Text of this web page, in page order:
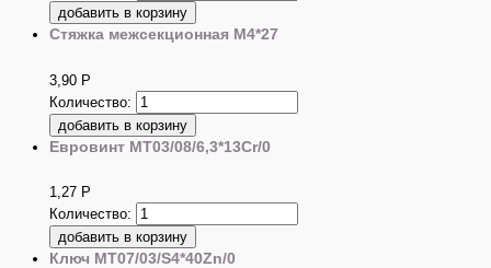
Стяжка межсекционная М4*27
3,90 Р
Количество:
Евровинт MT03/08/6,3*13Cr/0
1,27 Р
Количество:
Ключ MT07/03/S4*40Zn/0